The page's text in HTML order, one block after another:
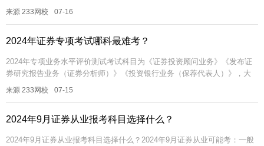
人）》，大家可以根据个人专业方向或者考试难度，任选其一即可。其
来源 233网校 07-16
2024年证券专项考试哪科最难考？
2024年专项业务水平评价测试考试科目为《证券投资顾问业务》《发布证
券研究报告业务（证券分析师）》《投资银行业务（保荐代表人）》，大
家可以根据个人专业方向或者考试难度，任选其一即可。其中，《保荐代
来源 233网校 07-15
2024年9月证券从业报考科目选择什么？
2024年9月证券从业报考科目选择什么？2024年9月证券从业可能考：一般